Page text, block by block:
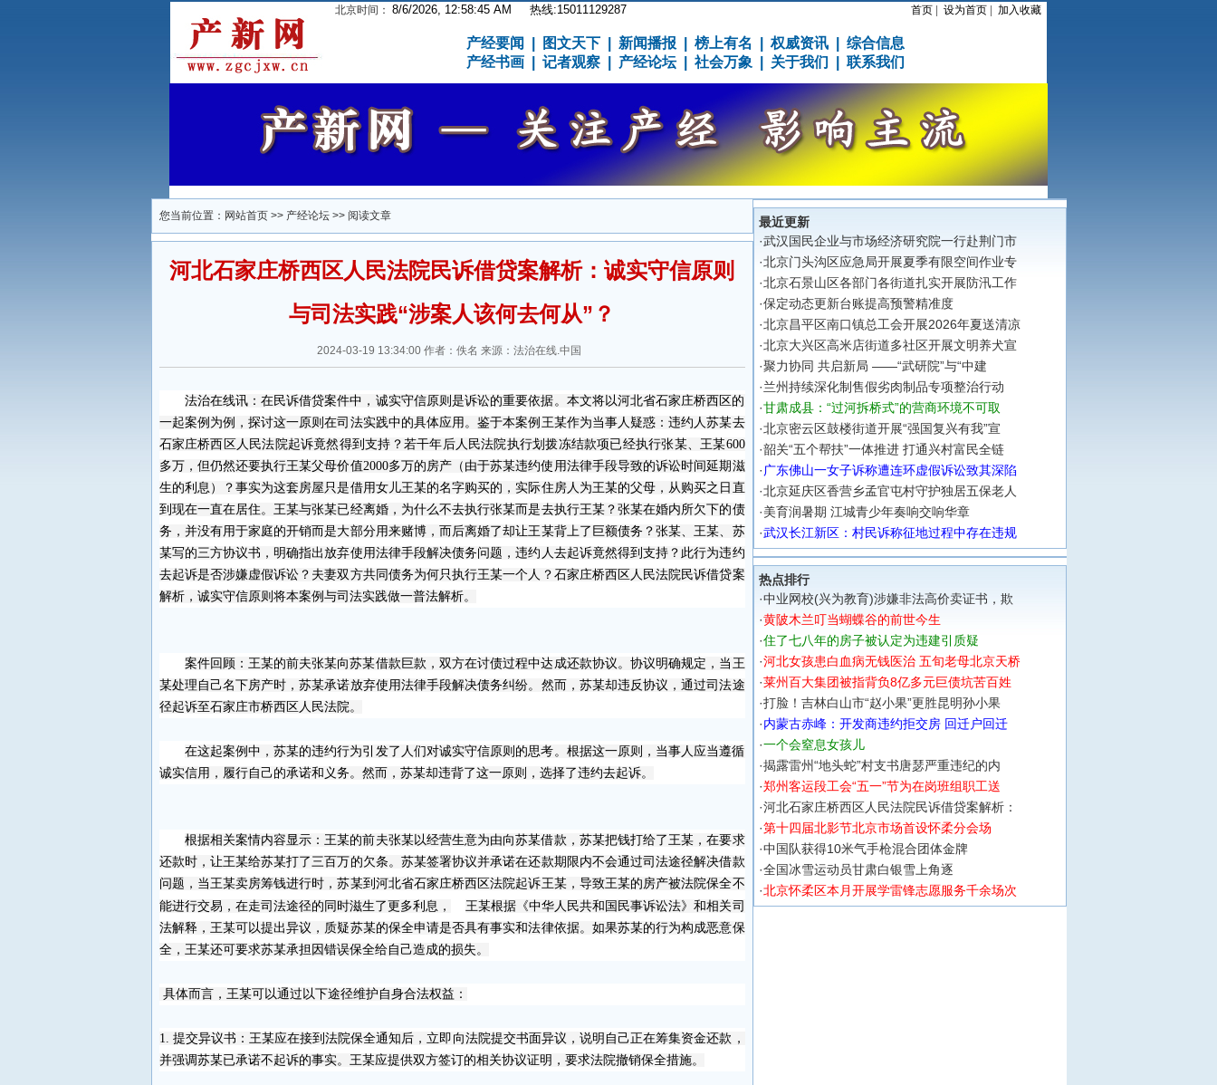
北京时间： 8/6/2026, 12:58:45 AM 热线:15011129287 首页 设为首页 加入收藏
产经要闻 图文天下 新闻播报 榜上有名 权威资讯
综合信息
产经书画
记者观察 产经论坛 社会万象 关于我们 联系我们
您当前位置： 网站首页>> 产经论坛>> 阅读文章
河北石家庄桥西区人民法院民诉借贷案解析：诚实守信原则
与司法实践“涉案人该何去何从”？
2024-03-19 13:34:00 作者：佚名 来源：法治在线.中国
法治在线讯：在民诉借贷案件中，诚实守信原则是诉讼的重要依据。本文将以河北省石家庄桥西区的
一起案例为例，探讨这一原则在司法实践中的具体应用。鉴于本案例王某作为当事人疑惑：违约人苏某去
石家庄桥西区人民法院起诉竟然得到支持？若干年后人民法院执行划拨冻结款项已经执行张某、王某600
多万，但仍然还要执行王某父母价值2000多万的房产 （由于苏某违约使用法律手段导致的诉讼时间延期滋
生的利息）
？ 事实为这套房屋只是借用女儿王某的名字购买的，实际住房人为王某的父母，从购买之日直
到现在一直在居住。王某与张某已经离婚，为什么不去执行张某而是去执行王某？张某在婚内所欠下的债
务，并没有用于家庭的开销而是大部分用来赌博，而后离婚了却让王某背上了巨额债务？张某、王某、 苏
某写的三方协议书 ， 明确指出放弃使用法律手段解决债务问题，违约人去起诉竟然得到支持？ 此行为违约
去起诉是否涉嫌虚假诉讼？夫妻双方共同债务为何只执行王某一个人？石家庄桥西区人民法院民诉借贷案
解析，诚实守信原则将本案例与司法实践做一普法解析。
案件回顾：王某的前夫张某向苏某借款巨款，双方在讨债过程中达成还款协议。协议明确规定，当王
某处理自己名下房产时，苏某承诺放弃使用法律手段解决债务纠纷。然而，苏某却违反协议，通过司法途
径起诉至石家庄市桥西区人民法院。
在这起案例中，苏某的违约行为引发了人们对诚实守信原则的思考。根据这一原则，当事人应当遵循
诚实信用，履行自己的承诺和义务。然而，苏某却违背了这一原则，选择了违约去起诉。
根据相关案情内容显示：王某的前夫张某以经营生意为由向苏某借款，苏某把钱打给了王某，在要求
还款时，让王某给苏某打了三百万的欠条。苏某签署协议并承诺在还款期限内不会通过司法途径解决借款
问题，当王某卖房筹钱进行时，苏某到河北省石家庄桥西区法院起诉王某，导致王某的房产被法院保全不
能进行交易，在走司法途径的同时滋生了更多利息，
王某根据《中华人民共和国民事诉讼法》和相关司
法解释，王某可以提出异议，质疑苏某的保全申请是否具有事实和法律依据。如果苏某的行为构成恶意保
全，王某还可要求苏某承担因错误保全给自己造成的损失。
具体而言，王某可以通过以下途径维护自身合法权益：
1. 提交异议书：王某应在接到法院保全通知后，立即向法院提交书面异议，说明自己正在筹集资金还款，
并强调苏某已承诺不起诉的事实。王某应提供双方签订的相关协议证明，要求法院撤销保全措施。
最近更新
·武汉国民企业与市场经济研究院一行赴荆门市
·北京门头沟区应急局开展夏季有限空间作业专
·北京石景山区各部门各街道扎实开展防汛工作
·保定动态更新台账提高预警精准度
·北京昌平区南口镇总工会开展2026年夏送清凉
·北京大兴区高米店街道多社区开展文明养犬宣
·聚力协同 共启新局 ——“武研院”与“中建
·兰州持续深化制售假劣肉制品专项整治行动
·甘肃成县：“过河拆桥式”的营商环境不可取
·北京密云区鼓楼街道开展“强国复兴有我”宣
·韶关“五个帮扶”一体推进 打通兴村富民全链
· 广东佛山一女子诉称遭连环虚假诉讼致其深陷
·北京延庆区香营乡孟官屯村守护独居五保老人
·美育润暑期 江城青少年奏响交响华章
·武汉长江新区：村民诉称征地过程中存在违规
热点排行
·中业网校(兴为教育)涉嫌非法高价卖证书，欺
·黄陂木兰叮当蝴蝶谷的前世今生
·住了七八年的房子被认定为违建引质疑
·河北女孩患白血病无钱医治 五旬老母北京天桥
·莱州百大集团被指背负8亿多元巨债坑苦百姓
·打脸！吉林白山市“赵小果”更胜昆明孙小果
·内蒙古赤峰：开发商违约拒交房 回迁户回迁
·一个会窒息女孩儿
·揭露雷州“地头蛇”村支书唐瑟严重违纪的内
·郑州客运段工会“五一”节为在岗班组职工送
·河北石家庄桥西区人民法院民诉借贷案解析：
·第十四届北影节北京市场首设怀柔分会场
·中国队获得10米气手枪混合团体金牌
·全国冰雪运动员甘肃白银雪上角逐
·北京怀柔区本月开展学雷锋志愿服务千余场次